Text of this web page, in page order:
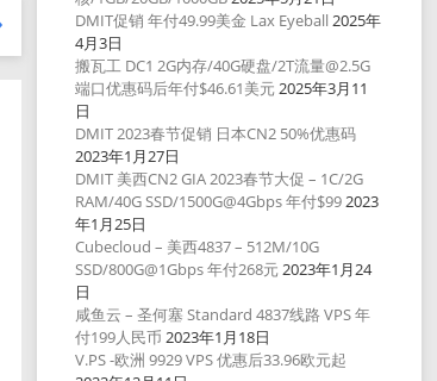
DMIT促销 年付49.99美金 Lax Eyeball 2025年
4月3日
搬瓦工 DC1 2G内存/40G硬盘/2T流量@2.5G
端口优惠码后年付$46.61美元2025年3月11
日
DMIT 2023春节促销 日本CN2 50%优惠码
2023年1月27日
DMIT 美西CN2 GIA 2023春节大促 – 1C/2G
RAM/40G SSD/1500G@4Gbps 年付$992023
年1月25日
Cubecloud – 美西4837 – 512M/10G
SSD/800G@1Gbps 年付268元2023年1月24
日
咸鱼云 – 圣何塞 Standard 4837线路 VPS 年
付199人民币 2023年1月18日
V.PS -欧洲 9929 VPS 优惠后33.96欧元起